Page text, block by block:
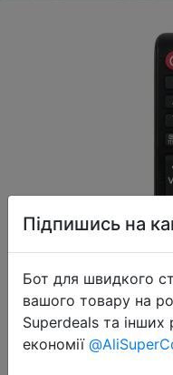
Підпишись на
Бот для швидкого
вашого товару на
Superdeals та інших
економії